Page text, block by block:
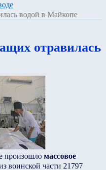
водой в Майкопе
отравилась
произошло массовое
воинской части 21797